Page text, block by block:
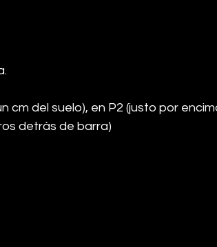
cm del suelo), en P2 (justo por
detrás de barra)